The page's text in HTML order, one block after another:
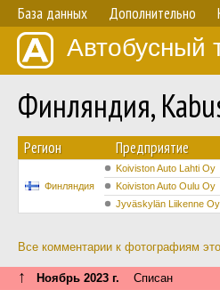
База данных Дополнительно
Автобусный
Финляндия,
Регион Предприятие
Финляндия
Koiviston Auto Lahti Oy
Koiviston Auto Oulu Oy
Jyväskylän Liikenne Oy
Все комментарии к фотографиям
↑ Ноябрь 2023 г. Списан